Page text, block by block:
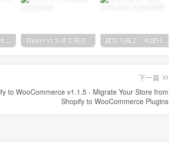
Lonyo-Sass和软件Html模板 Wexim v1.3-单页视差 建筑与施工；构建HTML模板
下一篇
to WooCommerce v1.1.5 - Migrate Your Store from
Shopify to WooCommerce Plugins